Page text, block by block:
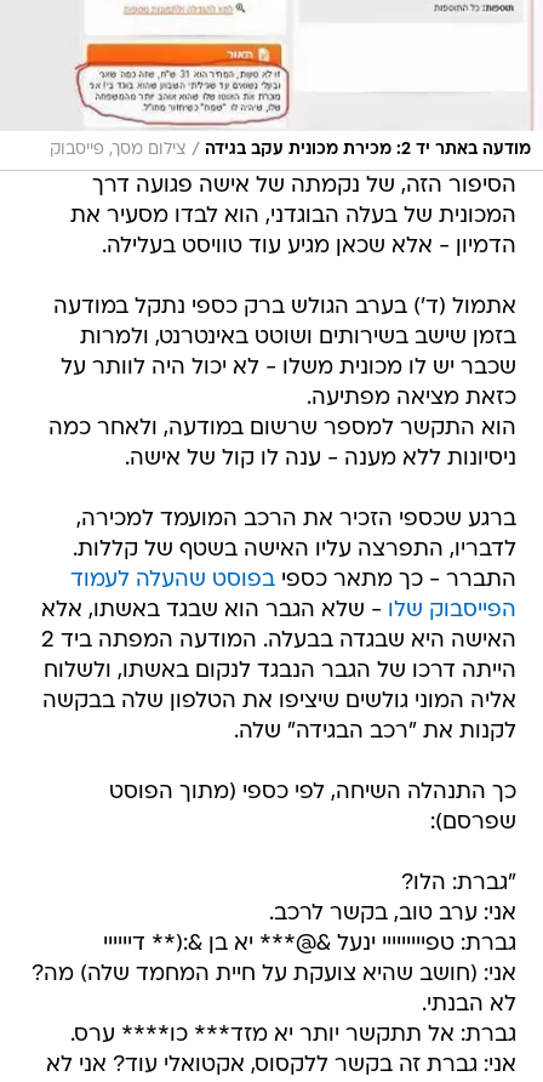
מודעה באתר יד 2: מכירת מכונית עקב בגידה / צילום מסך, פייסבוק
הסיפור הזה, של נקמתה של אישה פגועה דרך
המכונית של בעלה הבוגדני, הוא לבדו מסעיר את
הדמיון - אלא שכאן מגיע עוד טוויסט בעלילה.
אתמול (ד') בערב הגולש ברק כספי נתקל במודעה
בזמן שישב בשירותים ושוטט באינטרנט, ולמרות
שכבר יש לו מכונית משלו - לא יכול היה לוותר על
כזאת מציאה מפתיעה.
הוא התקשר למספר שרשום במודעה, ולאחר כמה
ניסיונות ללא מענה - ענה לו קול של אישה.
ברגע שכספי הזכיר את הרכב המועמד למכירה,
לדבריו, התפרצה עליו האישה בשטף של קללות.
התברר - כך מתאר כספיבפוסט שהעלה לעמוד
הפייסבוק שלו - שלא הגבר הוא שבגד באשתו, אלא
האישה היא שבגדה בבעלה. המודעה המפתה ביד 2
הייתה דרכו של הגבר הנבגד לנקום באשתו, ולשלוח
אליה המוני גולשים שיציפו את הטלפון שלה בבקשה
לקנות את "רכב הבגידה" שלה.
כך התנהלה השיחה, לפי כספי (מתוך הפוסט
שפרסם):
"גברת: הלו?
אני: ערב טוב, בקשר לרכב.
גברת: טפייייייייי ינעל &@*** יא בן &:(** דיייייי
אני: (חושב שהיא צועקת על חיית המחמד שלה) מה?
לא הבנתי.
גברת: אל תתקשר יותר יא מזד*** כו**** ערס.
אני: גברת זה בקשר ללקסוס, אקטואלי עוד? אני לא